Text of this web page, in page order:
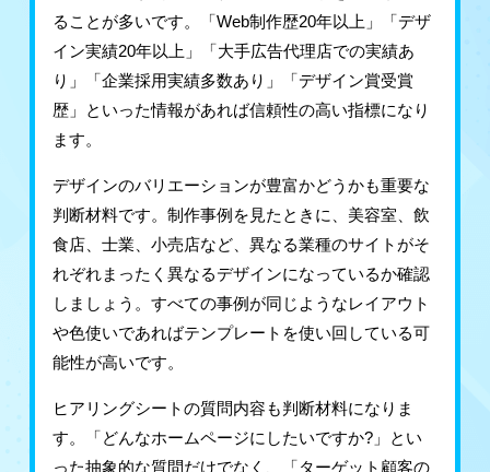
ることが多いです。「Web制作歴20年以上」「デザ
イン実績20年以上」「大手広告代理店での実績あ
り」「企業採用実績多数あり」「デザイン賞受賞
歴」といった情報があれば信頼性の高い指標になり
ます。
デザインのバリエーションが豊富かどうかも重要な
判断材料です。制作事例を見たときに、美容室、飲
食店、士業、小売店など、異なる業種のサイトがそ
れぞれまったく異なるデザインになっているか確認
しましょう。すべての事例が同じようなレイアウト
や色使いであればテンプレートを使い回している可
能性が高いです。
ヒアリングシートの質問内容も判断材料になりま
す。「どんなホームページにしたいですか?」とい
った抽象的な質問だけでなく、「ターゲット顧客の